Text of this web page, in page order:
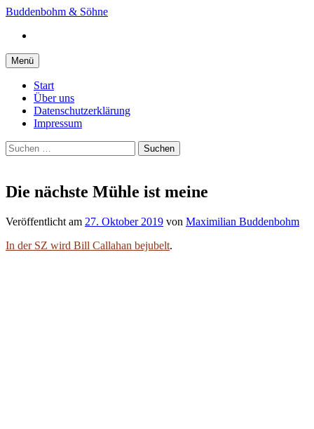
Springe
Inhalt
Buddenbohm & Söhne
Menü
Start
Über uns
Datenschutzerklärung
Impressum
Suchen
nach:
Die nächste Mühle ist meine
Veröffentlicht am 27. Oktober 2019 von Maximilian Buddenbohm
In der SZ wird Bill Callahan bejubelt.